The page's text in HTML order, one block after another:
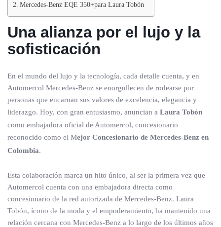
Mercedes-Benz EQE 350+para Laura Tobón
Una alianza por el lujo y la
sofisticación
En el mundo del lujo y la tecnología, cada detalle cuenta, y en
Automercol Mercedes-Benz se enorgullecen de rodearse por
personas que encarnan sus valores de excelencia, elegancia y
liderazgo. Hoy, con gran entusiasmo, anuncian a Laura Tobón
como embajadora oficial de Automercol, concesionario
reconocido como el Mejor Concesionario de Mercedes-Benz en
Colombia.
Esta colaboración marca un hito único, al ser la primera vez que
Automercol cuenta con una embajadora directa como
concesionario de la red autorizada de Mercedes-Benz. Laura
Tobón, ícono de la moda y el empoderamiento, ha mantenido una
relación cercana con Mercedes-Benz a lo largo de los últimos años